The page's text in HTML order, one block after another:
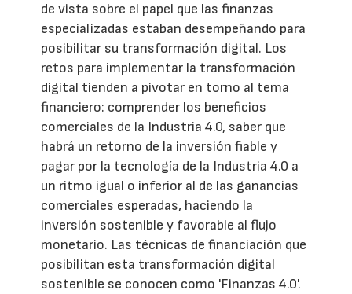
de vista sobre el papel que las finanzas
especializadas estaban desempeñando para
posibilitar su transformación digital. Los
retos para implementar la transformación
digital tienden a pivotar en torno al tema
financiero: comprender los beneficios
comerciales de la Industria 4.0, saber que
habrá un retorno de la inversión fiable y
pagar por la tecnología de la Industria 4.0 a
un ritmo igual o inferior al de las ganancias
comerciales esperadas, haciendo la
inversión sostenible y favorable al flujo
monetario. Las técnicas de financiación que
posibilitan esta transformación digital
sostenible se conocen como 'Finanzas 4.0'.